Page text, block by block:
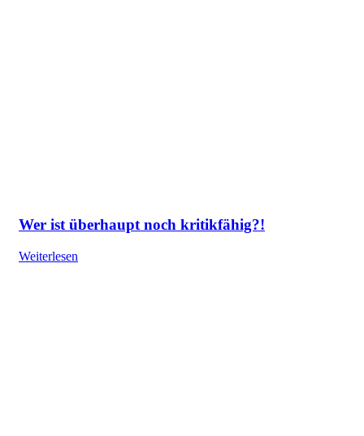
Wer ist überhaupt noch kritikfähig?!
Weiterlesen